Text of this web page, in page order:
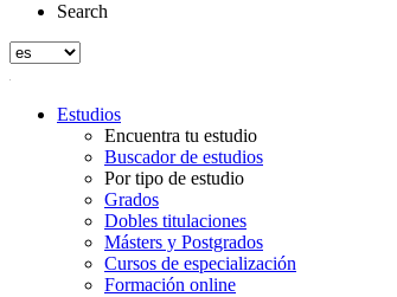
Search
Estudios
Encuentra tu estudio
Buscador de estudios
Por tipo de estudio
Grados
Dobles titulaciones
Másters y Postgrados
Cursos de especialización
Formación online